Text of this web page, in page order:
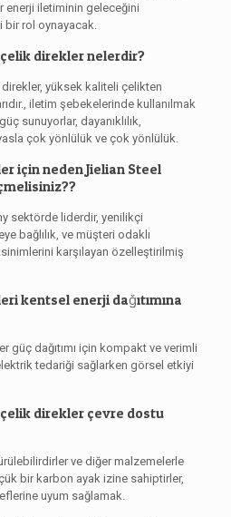
enerji iletiminin geleceğini
rol oynayacak.
direkler nelerdir?
yüksek kaliteli çelikten
iletim şebekelerinde kullanılmak
sunuyorlar, dayanıklılık,
çok yönlülük ve çok yönlülük.
için neden Jielian Steel
sektörde liderdir, yenilikçi
bağlılık, ve müşteri odaklı
karşılayan özelleştirilmiş
kentsel enerji dağıtımına
güç dağıtımı için kompakt ve verimli
tedariği sağlarken görsel etkiyi
direkler çevre dostu
ve diğer malzemelerle
bir karbon ayak izine sahiptirler,
uyum sağlamak.